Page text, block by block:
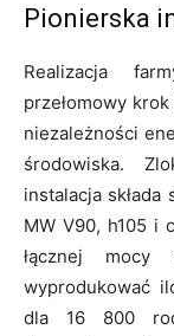
Pionierska
Realizacja
przełomowy
niezależności
środowiska.
instalacja
MW V90, h105 i
łącznej
wyprodukować
dla 16 800